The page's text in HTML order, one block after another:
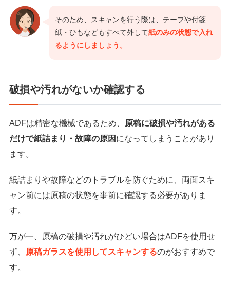
そのため、スキャンを行う際は、テープや付箋
紙・ひもなどもすべて外して紙のみの状態で入れ
るようにしましょう。
破損や汚れがないか確認する
ADFは精密な機械であるため、
原稿に破損や汚れがある
だけで紙詰まり・故障の原因 になってしまうことがあり
ます。
紙詰まりや故障などのトラブルを防ぐために、両面スキ
ャン前には原稿の状態を事前に確認する必要がありま
す。
万が一、原稿の破損や汚れがひどい場合はADFを使用せ
ず、
原稿ガラスを使用してスキャンするのがおすすめで
す。